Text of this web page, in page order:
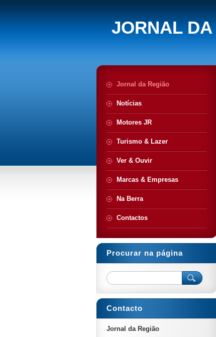
JORNAL
Jornal da Região
Notícias
Motores JR
Turismo & Lazer
Ver & Ouvir
Marcas & Empresas
Na Berra
Contactos
Procurar na página
Contacto
Jornal da Região